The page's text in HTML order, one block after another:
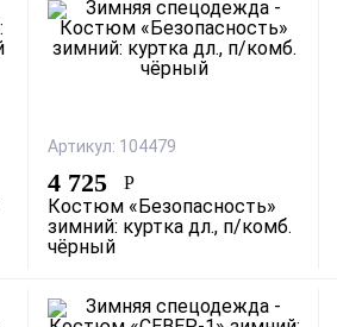
Артикул: 104479
4 725 Р
Костюм «Безопасность»
зимний: куртка дл., п/комб.
чёрный